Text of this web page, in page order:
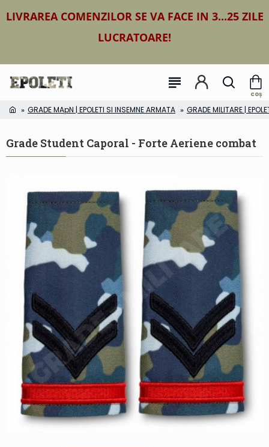
LIVRAREA COMENZILOR SE VA FACE IN 3...25 ZILE
LUCRATOARE!
GRADE MApN | EPOLETI SI INSEMNE ARMATA GRADE MILITARE |
Grade Student Caporal - Forte Aeriene combat